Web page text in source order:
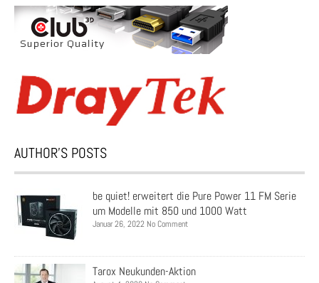
AUTHOR’S POSTS
be quiet! erweitert die Pure Power 11 FM Serie
um Modelle mit 850 und 1000 Watt
Januar 26, 2022 No Comment
Tarox Neukunden-Aktion